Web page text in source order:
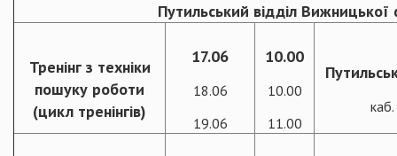
Путильський відділ Вижницької
Тренінг з техніки
пошуку роботи
(цикл тренінгів)
17.06
18.06
19.06
10.00
10.00
11.00